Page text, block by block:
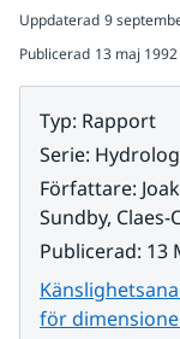
Uppdaterad 9
Publicerad 13 maj 1992
Typ: Rapport
Serie:
Författare:
Sundby,
Publicerad: 13
för